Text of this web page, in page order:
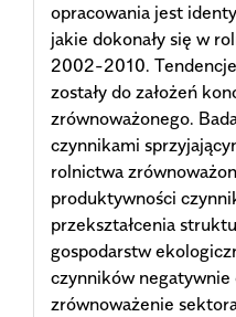
opracowania jest
jakie dokonały się w
2002-2010.
zostały do założeń
zrównoważonego.
czynnikami
rolnictwa
produktywności
przekształcenia
gospodarstw
czynników negatywnie
zrównoważenie